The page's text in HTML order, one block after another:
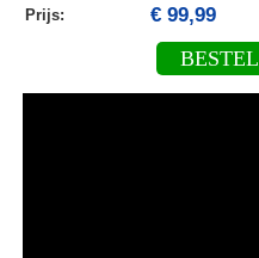
Prijs: € 99,99
BESTEL